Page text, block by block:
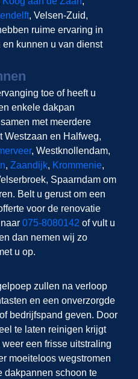
, Velsen-Zuid,
ruime ervaring in
kunnen u van dienst
toe of heeft u
enkele dakpan
met meerdere
Westzaan en Halfweg,
, Westknollendam,
, Zaandijk, Krommenie,
Spaarndam om
Belt u gerust om een
voor de renovatie
075-8080142 of vult u
dan nemen wij zo
u op.
zullen na verloop
en een onverzorgde
bedrijfspand geven. Door
te laten reinigen krijgt
een frisse uitstraling
moeiteloos wegstromen
dakpannen schoon te